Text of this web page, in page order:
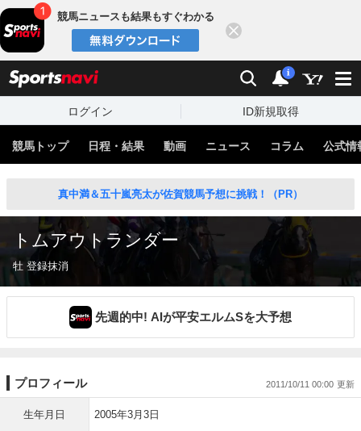
競馬ニュースも結果もすぐわかる
検索 通知
i
ログイン ID新規取得
競馬トップ 日程・結果 動画 ニュース コラム 公式情
真中満＆五十嵐亮太が佐賀競馬予想に挑戦！（PR）
トムアウトランダー
牡 登録抹消
先週的中! AIが平安エルムSを大予想
プロフィール 2011/10/11 00:00
生年月日 2005年3月3日